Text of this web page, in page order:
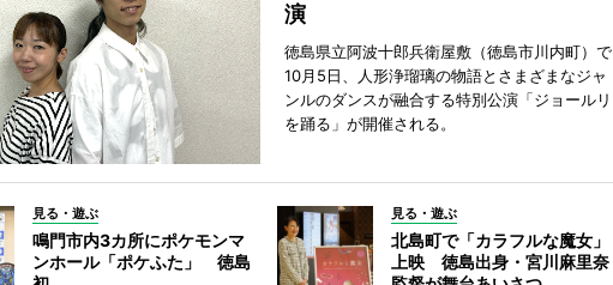
演
徳島県立阿波十郎兵衛屋敷（徳島市川内町）で
10月5日、人形浄瑠璃の物語とさまざまなジャ
ンルのダンスが融合する特別公演「ジョールリ
を踊る」が開催される。
見る・遊ぶ
鳴門市内3カ所にポケモンマ
ンホール「ポケふた」 徳島
見る・遊ぶ
北島町で「カラフルな魔女」
上映 徳島出身・宮川麻里奈